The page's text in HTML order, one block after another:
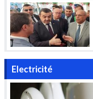
Electricité